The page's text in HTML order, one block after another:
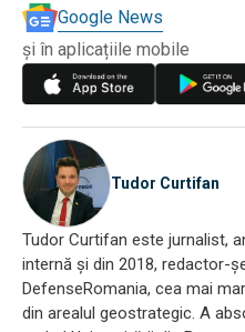
Google News
și în aplicațiile mobile
Tudor Curtifan
Tudor Curtifan este jurnalist,
internă și din 2018, redactor-
DefenseRomania, cea mai
din arealul geostrategic. A